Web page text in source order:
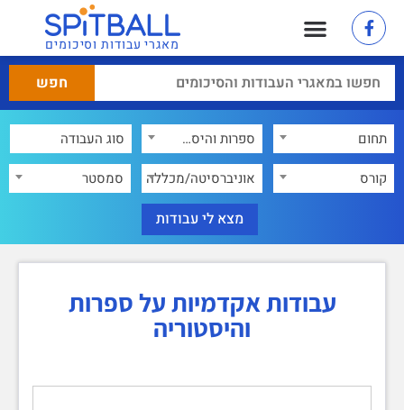
מאגרי עבודות וסיכומים
תחום
ספרות והיסטוריה
קורס
אוניברסיטה/מכללה סמסטר
עבודות אקדמיות על ספרות
והיסטוריה